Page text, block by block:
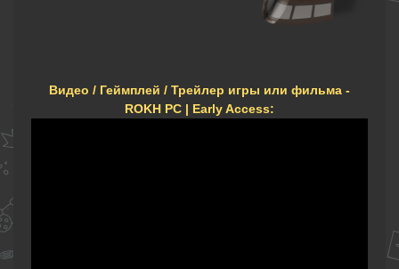
Видео / Геймплей / Трейлер игры или фильма -
ROKH PC | Early Access: